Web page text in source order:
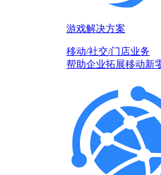
游戏解决方案
移动/社交/门店业务
帮助企业拓展移动新